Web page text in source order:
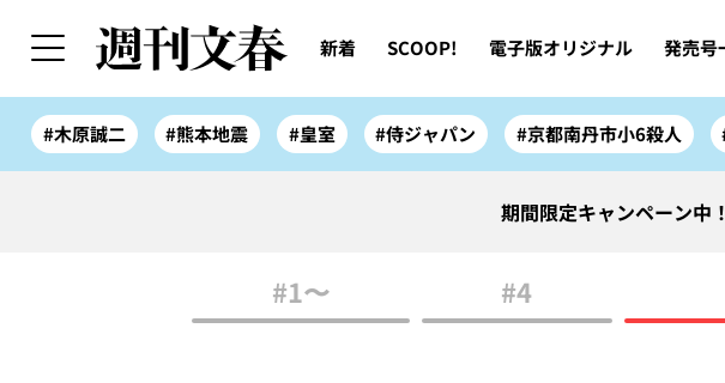
新着 SCOOP! 電子版オリジナル 発売号
#木原誠二 #熊本地震 #皇室 #侍ジャパン #京都南丹市小6殺人
期間限定キャンペーン中
#1〜 #4